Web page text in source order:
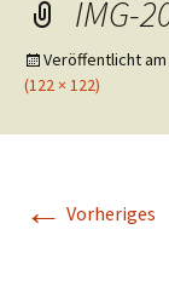
IMG-
Veröffentlicht am
(122 × 122)
← Vorheriges